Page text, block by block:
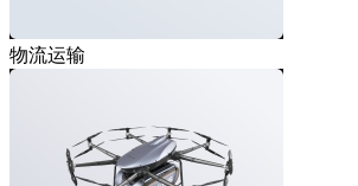
物流运输